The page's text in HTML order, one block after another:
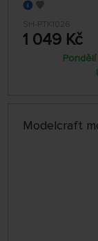
SH-PTK1026
1 049 Kč
Modelcraft